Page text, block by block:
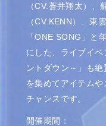
（CV.蒼井翔太）
（CV.KENN）、東
「ONE SONG」と
にした、ライブイ
ントダウン～」も
を集めてアイテム
チャンスです。
開催期間：